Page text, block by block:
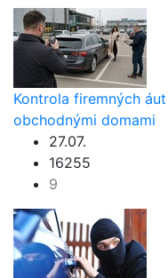
Kontrola firemných
obchodnými domami
27.07.
16255
9